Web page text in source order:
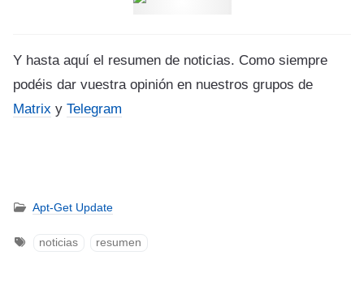
Y hasta aquí el resumen de noticias. Como siempre
podéis dar vuestra opinión en nuestros grupos de
Matrix y Telegram
Apt-Get Update
noticias resumen